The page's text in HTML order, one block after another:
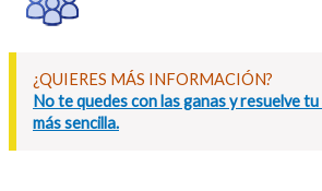
¿QUIERES MÁS INFORMACIÓN?
No te quedes con las ganas y resuelve
más sencilla.